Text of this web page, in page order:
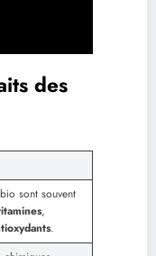
des
sont souvent
,
.